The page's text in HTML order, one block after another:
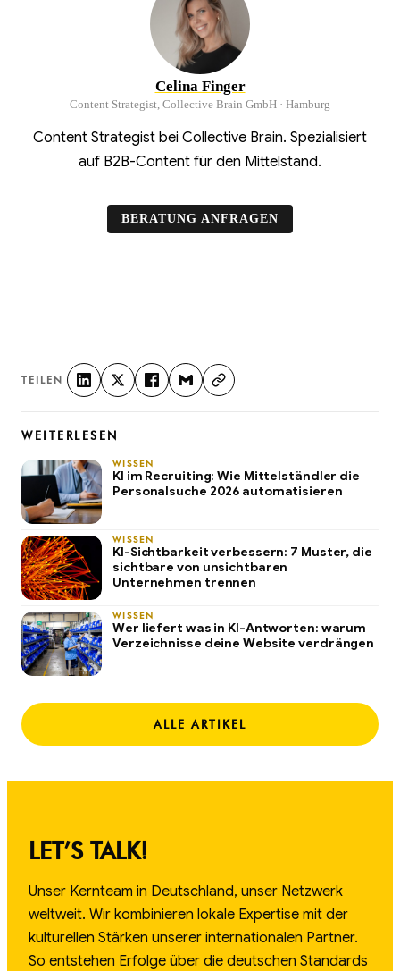
Celina Finger
Content Strategist, Collective Brain GmbH · Hamburg
Content Strategist bei Collective Brain. Spezialisiert
auf B2B-Content für den Mittelstand.
BERATUNG ANFRAGEN
TEILEN
WEITERLESEN
WISSEN
KI im Recruiting: Wie Mittelständler die
Personalsuche 2026 automatisieren
WISSEN
KI-Sichtbarkeit verbessern: 7 Muster, die
sichtbare von unsichtbaren
Unternehmen trennen
WISSEN
Wer liefert was in KI-Antworten: warum
Verzeichnisse deine Website verdrängen
ALLE ARTIKEL
LET’S TALK!
Unser Kernteam in Deutschland, unser Netzwerk
weltweit. Wir kombinieren lokale Expertise mit der
kulturellen Stärken unserer internationalen Partner.
So entstehen Erfolge über die deutschen Standards